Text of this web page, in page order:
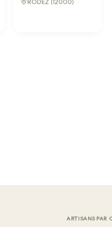
ARTISANS PAR